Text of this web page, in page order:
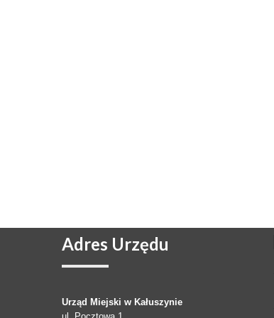
Adres Urzędu
Urząd Miejski w Kałuszynie